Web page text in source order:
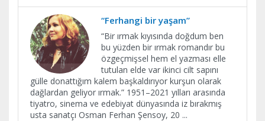
“Ferhangi bir yaşam”
“Bir ırmak kıyısında doğdum ben
bu yüzden bir ırmak romandır bu
özgeçmişsel hem el yazması elle
tutulan elde var ikinci cilt sapını
gülle donattığım kalem başkaldırıyor kurşun olarak
dağlardan geliyor ırmak.” 1951–2021 yılları arasında
tiyatro, sinema ve edebiyat dünyasında iz bırakmış
usta sanatçı Osman Ferhan Şensoy, 20 ...